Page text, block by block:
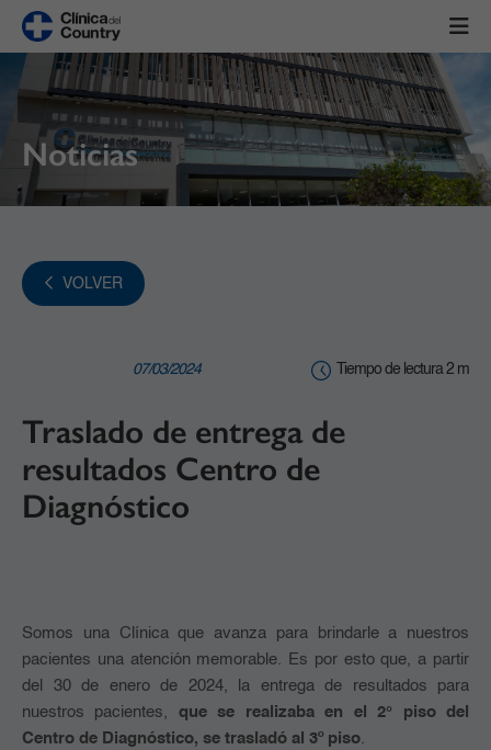
Noticias
VOLVER
07/03/2024 Tiempo de lectura 2 m
Traslado de entrega de
resultados Centro de
Diagnóstico
Somos una Clínica que avanza para brindarle a nuestros
pacientes una atención memorable. Es por esto que, a partir
del 30 de enero de 2024, la entrega de resultados para
nuestros pacientes, que se realizaba en el 2° piso del
Centro de Diagnóstico, se trasladó al 3º piso.